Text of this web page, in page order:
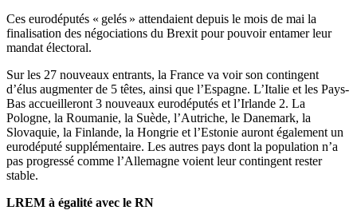
Ces eurodéputés « gelés » attendaient depuis le mois de mai la
finalisation des négociations du Brexit pour pouvoir entamer leur
mandat électoral.
Sur les 27 nouveaux entrants, la France va voir son contingent
d’élus augmenter de 5 têtes, ainsi que l’Espagne. L’Italie et les Pays-
Bas accueilleront 3 nouveaux eurodéputés et l’Irlande 2. La
Pologne, la Roumanie, la Suède, l’Autriche, le Danemark, la
Slovaquie, la Finlande, la Hongrie et l’Estonie auront également un
eurodéputé supplémentaire. Les autres pays dont la population n’a
pas progressé comme l’Allemagne voient leur contingent rester
stable.
LREM à égalité avec le RN